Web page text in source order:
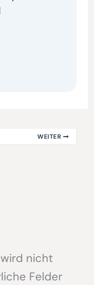
WEITER
nicht
Felder